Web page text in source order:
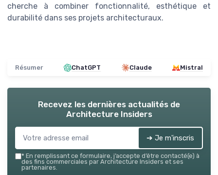
cherche à combiner fonctionnalité, esthétique et
durabilité dans ses projets architecturaux.
Résumer ChatGPT Claude Mistral
Recevez les dernières actualités de
Architecture Insiders
➔ Je m'inscris
* En remplissant ce formulaire, j’accepte d’être contacté(e) à
des fins commerciales par Architecture Insiders et ses
partenaires.